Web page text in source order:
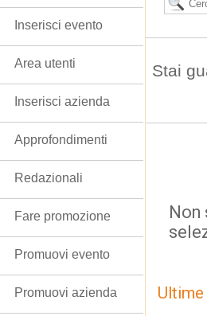
Stai
Non
Inserisci evento
Area utenti
Inserisci azienda
Approfondimenti
Redazionali
Fare promozione
Promuovi evento
Promuovi azienda